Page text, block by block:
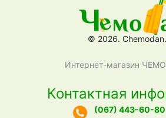
© 2026.
Интернет-магазин
Контактная
(067) 443-60-80